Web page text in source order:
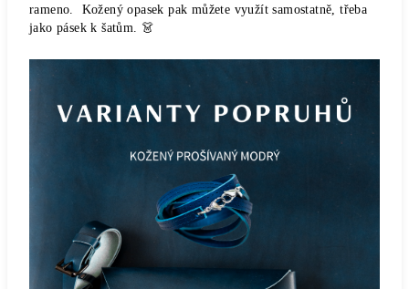
rameno.
Kožený opasek pak můžete využít samostatně, třeba
jako pásek k šatům. 👗